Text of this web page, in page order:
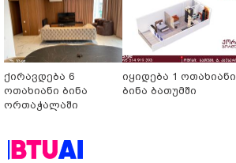
ქირავდება 6
ოთახიანი ბინა
ორთაჭალაში
იყიდება 1 ოთახიანი
ბინა ბათუმში